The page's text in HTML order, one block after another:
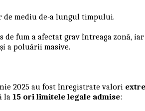
mediu de-a lungul timpului.
de fum a afectat grav întreaga zonă, iar
a poluării masive.
2025 au fost înregistrate valori
la 15 ori limitele legale admise: